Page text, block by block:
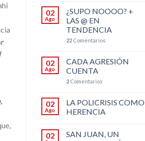
02
Ago
¿SUPO NOOOO? +
LAS @ EN
TENDENCIA
22Comentarios
02
Ago
CADA AGRESIÓN
CUENTA
2Comentarios
02
Ago
LA POLICRISIS COMO
HERENCIA
02
SAN JUAN, UN